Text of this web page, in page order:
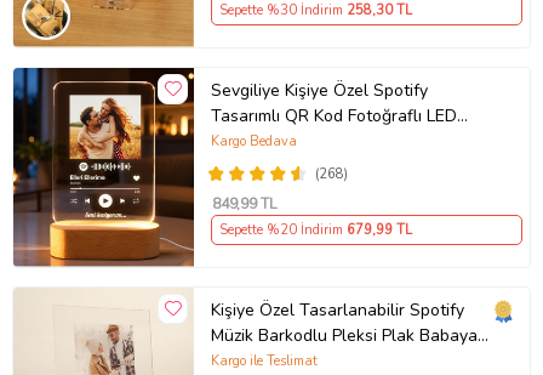
Sepette %30 İndirim 258,30 TL
Sevgiliye Kişiye Özel Spotify
Tasarımlı QR Kod Fotoğraflı LED
Gece Lambası Ahşap Kaideli Hediye
(268)
Kargo Bedava
849,99 TL
Sepette %20 İndirim 679,99 TL
Kişiye Özel Tasarlanabilir Spotify
Müzik Barkodlu Pleksi Plak Babaya
Anneye Sevgiliye Arkadaşa Hediye
Kargo ile Teslimat